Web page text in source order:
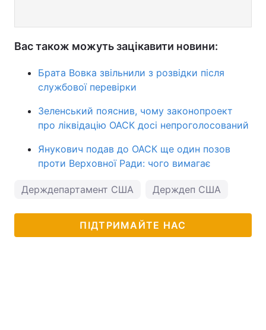
Вас також можуть зацікавити новини:
Брата Вовка звільнили з розвідки після
службової перевірки
Зеленський пояснив, чому законопроект
про ліквідацію ОАСК досі непроголосований
Янукович подав до ОАСК ще один позов
проти Верховної Ради: чого вимагає
Держдепартамент США Держдеп США
ПІДТРИМАЙТЕ НАС